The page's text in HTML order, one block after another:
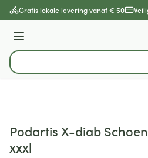
Ga naar de inhoud
Gratis lokale levering vanaf € 50
Menu
Product, merk, categorie...
Podartis X-diab
xxxl